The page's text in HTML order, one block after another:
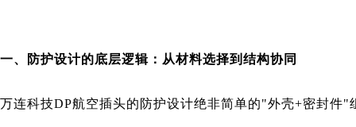
一、防护设计的底层逻辑：从材料选择到结构协同
万连科技DP航空插头的防护设计绝非简单的"外壳+密封件